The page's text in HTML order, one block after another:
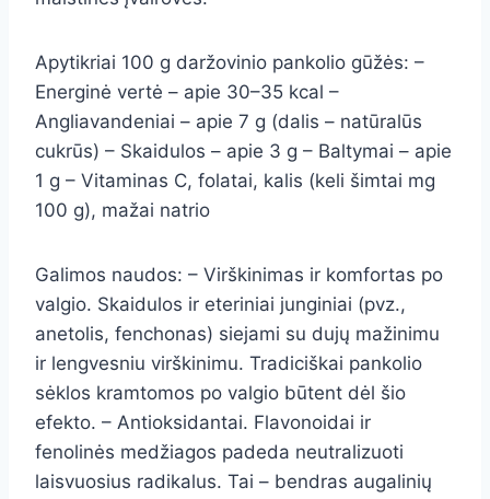
Apytikriai 100 g daržovinio pankolio gūžės: –
Energinė vertė – apie 30–35 kcal –
Angliavandeniai – apie 7 g (dalis – natūralūs
cukrūs) – Skaidulos – apie 3 g – Baltymai – apie
1 g – Vitaminas C, folatai, kalis (keli šimtai mg
100 g), mažai natrio
Galimos naudos: – Virškinimas ir komfortas po
valgio. Skaidulos ir eteriniai junginiai (pvz.,
anetolis, fenchonas) siejami su dujų mažinimu
ir lengvesniu virškinimu. Tradiciškai pankolio
sėklos kramtomos po valgio būtent dėl šio
efekto. – Antioksidantai. Flavonoidai ir
fenolinės medžiagos padeda neutralizuoti
laisvuosius radikalus. Tai – bendras augalinių